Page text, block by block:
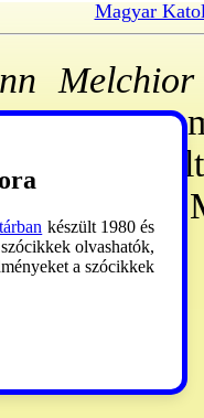
Magyar
Melchior
1824.
és Egerben.
készült 1980 és
olvashatók,
a szócikkek